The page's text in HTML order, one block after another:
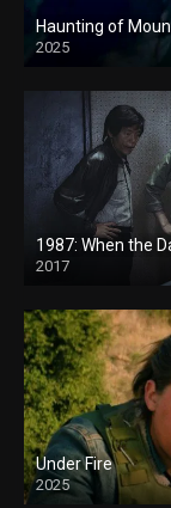
Haunting of
2025
1987: When the
2017
Under Fire
2025